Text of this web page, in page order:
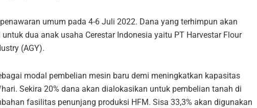
umum pada 4-6 Juli 2022. Dana yang terhimpun akan
dua anak usaha Cerestar Indonesia yaitu PT Harvestar Flour
(AGY).
modal pembelian mesin baru demi meningkatkan kapasitas
Sekira 20% dana akan dialokasikan untuk pembelian tanah di
fasilitas penunjang produksi HFM. Sisa 33,3% akan digunakan